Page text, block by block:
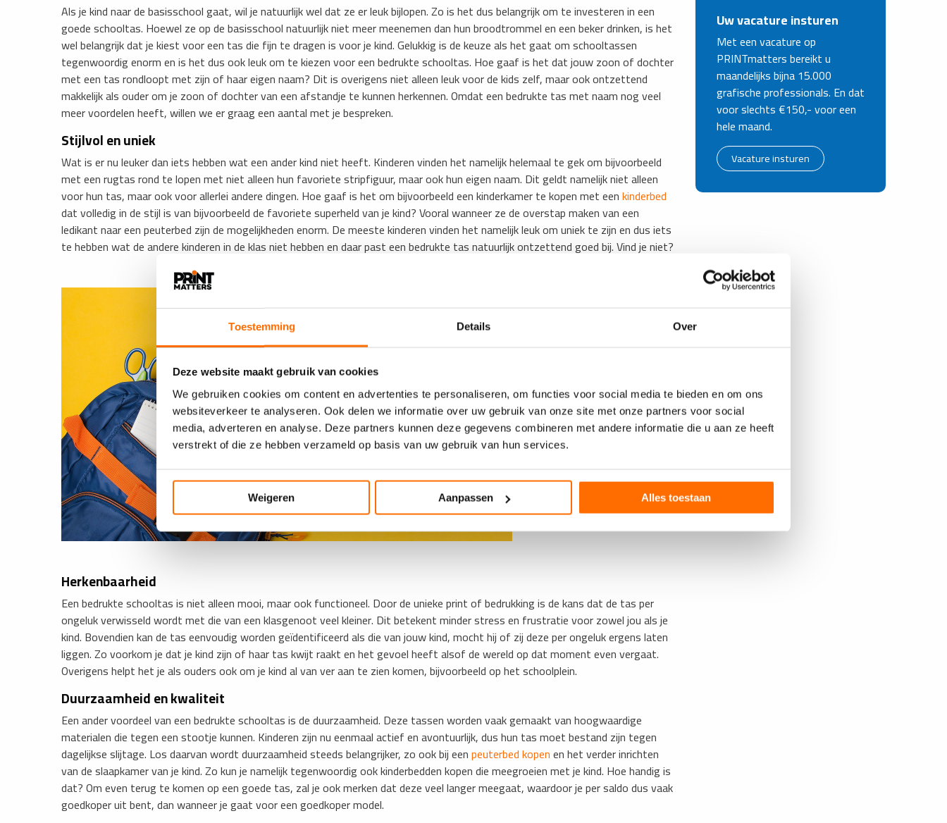
Toestemming Details Over
Deze website maakt gebruik van cookies
We gebruiken cookies om content en advertenties te personaliseren, om functies voor social media te bieden en om ons
websiteverkeer te analyseren. Ook delen we informatie over uw gebruik van onze site met onze partners voor social
media, adverteren en analyse. Deze partners kunnen deze gegevens combineren met andere informatie die u aan ze heeft
verstrekt of die ze hebben verzameld op basis van uw gebruik van hun services.
Weigeren Aanpassen Alles toestaan
Als je kind naar de basisschool gaat, wil je natuurlijk wel dat ze er leuk bijlopen. Zo is het dus belangrijk om te investeren in een
goede schooltas. Hoewel ze op de basisschool natuurlijk niet meer meenemen dan hun broodtrommel en een beker drinken, is het
wel belangrijk dat je kiest voor een tas die fijn te dragen is voor je kind. Gelukkig is de keuze als het gaat om schooltassen
tegenwoordig enorm en is het dus ook leuk om te kiezen voor een bedrukte schooltas. Hoe gaaf is het dat jouw zoon of dochter
met een tas rondloopt met zijn of haar eigen naam? Dit is overigens niet alleen leuk voor de kids zelf, maar ook ontzettend
makkelijk als ouder om je zoon of dochter van een afstandje te kunnen herkennen. Omdat een bedrukte tas met naam nog veel
meer voordelen heeft, willen we er graag een aantal met je bespreken.
Stijlvol en uniek
Wat is er nu leuker dan iets hebben wat een ander kind niet heeft. Kinderen vinden het namelijk helemaal te gek om bijvoorbeeld
met een rugtas rond te lopen met niet alleen hun favoriete stripfiguur, maar ook hun eigen naam. Dit geldt namelijk niet alleen
voor hun tas, maar ook voor allerlei andere dingen. Hoe gaaf is het om bijvoorbeeld een kinderkamer te kopen met eenkinderbed
dat volledig in de stijl is van bijvoorbeeld de favoriete superheld van je kind? Vooral wanneer ze de overstap maken van een
ledikant naar een peuterbed zijn de mogelijkheden enorm. De meeste kinderen vinden het namelijk leuk om uniek te zijn en dus iets
te hebben wat de andere kinderen in de klas niet hebben en daar past een bedrukte tas natuurlijk ontzettend goed bij. Vind je niet?
Herkenbaarheid
Een bedrukte schooltas is niet alleen mooi, maar ook functioneel. Door de unieke print of bedrukking is de kans dat de tas per
ongeluk verwisseld wordt met die van een klasgenoot veel kleiner. Dit betekent minder stress en frustratie voor zowel jou als je
kind. Bovendien kan de tas eenvoudig worden geïdentificeerd als die van jouw kind, mocht hij of zij deze per ongeluk ergens laten
liggen. Zo voorkom je dat je kind zijn of haar tas kwijt raakt en het gevoel heeft alsof de wereld op dat moment even vergaat.
Overigens helpt het je als ouders ook om je kind al van ver aan te zien komen, bijvoorbeeld op het schoolplein.
Duurzaamheid en kwaliteit
Een ander voordeel van een bedrukte schooltas is de duurzaamheid. Deze tassen worden vaak gemaakt van hoogwaardige
materialen die tegen een stootje kunnen. Kinderen zijn nu eenmaal actief en avontuurlijk, dus hun tas moet bestand zijn tegen
dagelijkse slijtage. Los daarvan wordt duurzaamheid steeds belangrijker, zo ook bij eenpeuterbed kopenen het verder inrichten
van de slaapkamer van je kind. Zo kun je namelijk tegenwoordig ook kinderbedden kopen die meegroeien met je kind. Hoe handig is
dat? Om even terug te komen op een goede tas, zal je ook merken dat deze veel langer meegaat, waardoor je per saldo dus vaak
goedkoper uit bent, dan wanneer je gaat voor een goedkoper model.
Uw vacature insturen
Met een vacature op
PRINTmatters bereikt u
maandelijks bijna 15.000
grafische professionals. En dat
voor slechts €150,- voor een
hele maand.
Vacature insturen